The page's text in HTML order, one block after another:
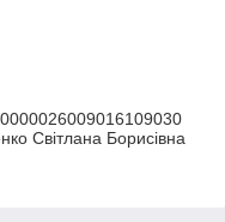
Світлана Борисівна